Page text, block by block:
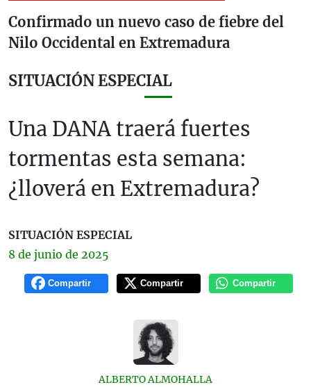
Confirmado un nuevo caso de fiebre del
Nilo Occidental en Extremadura
SITUACIÓN ESPECIAL
Una DANA traerá fuertes
tormentas esta semana:
¿lloverá en Extremadura?
SITUACIÓN ESPECIAL
8 de junio de 2025
Compartir Compartir Compartir
ALBERTO ALMOHALLA